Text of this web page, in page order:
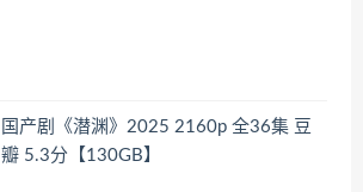
国产剧《潜渊》2025 2160p 全36集 豆
瓣 5.3分【130GB】